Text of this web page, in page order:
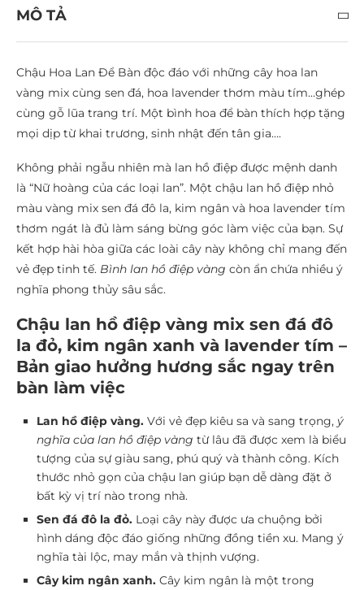
MÔ TẢ
Chậu Hoa Lan Để Bàn độc đáo với những cây hoa lan
vàng mix cùng sen đá, hoa lavender thơm màu tím…ghép
cùng gỗ lũa trang trí. Một bình hoa để bàn thích hợp tặng
mọi dịp từ khai trương, sinh nhật đến tân gia….
Không phải ngẫu nhiên mà lan hồ điệp được mệnh danh
là “Nữ hoàng của các loại lan”. Một chậu lan hồ điệp nhỏ
màu vàng mix sen đá đô la, kim ngân và hoa lavender tím
thơm ngát là đủ làm sáng bừng góc làm việc của bạn. Sự
kết hợp hài hòa giữa các loài cây này không chỉ mang đến
vẻ đẹp tinh tế. Bình lan hồ điệp vàng còn ẩn chứa nhiều ý
nghĩa phong thủy sâu sắc.
Chậu lan hồ điệp vàng mix sen đá đô
la đỏ, kim ngân xanh và lavender tím –
Bản giao hưởng hương sắc ngay trên
bàn làm việc
Lan hồ điệp vàng. Với vẻ đẹp kiêu sa và sang trọng, ý
nghĩa của lan hồ điệp vàng từ lâu đã được xem là biểu
tượng của sự giàu sang, phú quý và thành công. Kích
thước nhỏ gọn của chậu lan giúp bạn dễ dàng đặt ở
bất kỳ vị trí nào trong nhà.
Sen đá đô la đỏ. Loại cây này được ưa chuộng bởi
hình dáng độc đáo giống những đồng tiền xu. Mang ý
nghĩa tài lộc, may mắn và thịnh vượng.
Cây kim ngân xanh. Cây kim ngân là một trong